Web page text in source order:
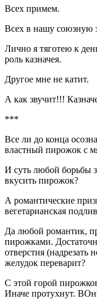
Всех примем.
Всех в нашу союзную
Лично я тяготею к
роль казначея.
Другое мне не катит.
А как звучит!!!
***
Все ли до конца
властный пирожок с
И суть любой борьбы
вкусить пирожок?
А романтические
вегетарианская
Да любой романтик,
пирожками.
отверстия (надрезать
желудок переварит?
С этой горой
Иначе протухнут.